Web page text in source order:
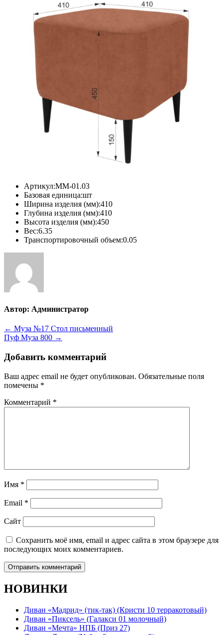
Артикул:ММ-01.03
Базовая единица:шт
Ширина изделия (мм):410
Глубина изделия (мм):410
Высота изделия (мм):450
Вес:6.35
Транспортировочный объем:0.05
Автор: Администратор
Навигация
по
записям
← Муза №17 Стол письменный
Пуф Муза 800 →
Добавить комментарий
Ваш адрес email не будет опубликован. Обязательные поля
помечены *
Комментарий *
Имя *
Email *
Сайт
Сохранить моё имя, email и адрес сайта в этом браузере для
последующих моих комментариев.
НОВИНКИ
Диван «Мадрид» (тик-так) (Кристи 10 терракотовый)
Диван «Пиксель» (Галакси 01 молочный)
Диван «Мечта» НПБ (Приз 27)